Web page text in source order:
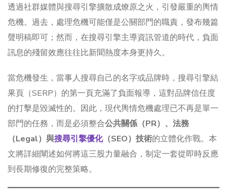
透過社群媒體與搜尋引擎擴散成燎原之火，引發嚴重的輿情
危機。過去，處理危機可能僅是公關部門的職責，發布幾篇
聲明稿即可；然而，在搜尋引擎主導資訊管道的時代，負面
訊息的殘留效應往往比新聞熱度本身更持久。
當危機發生，當事人搜尋自己的名字或品牌時，搜尋引擎結
果頁（SERP）的第一頁充滿了負面報導，這對品牌信任度
的打擊是毀滅性的。因此，現代輿情危機處理已不再是單一
部門的任務，而是必須整合公共關係（PR）、法務
（Legal）與搜尋引擎優化（SEO）技術的立體化作戰。本
文將詳細闡述如何將這三股力量融合，制定一套從即時反應
到長期修復的完整策略。